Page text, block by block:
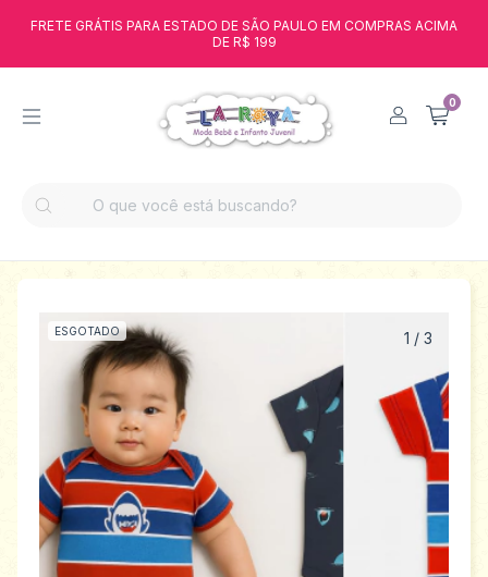
FRETE GRÁTIS PARA ESTADO DE SÃO PAULO EM COMPRAS ACIMA
DE R$ 199
0
ESGOTADO 1 / 3